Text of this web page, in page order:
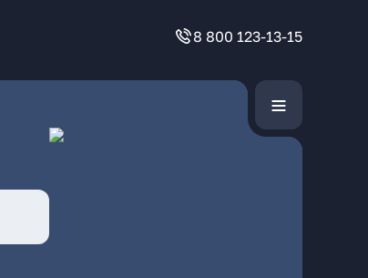
8 800 123-13-15